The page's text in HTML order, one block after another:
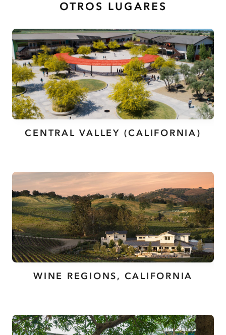
OTROS LUGARES
CENTRAL VALLEY (CALIFORNIA)
WINE REGIONS, CALIFORNIA